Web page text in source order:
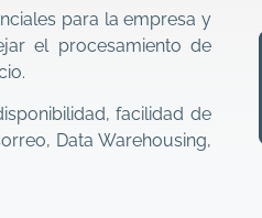
para la empresa y
el procesamiento de
facilidad de
Data Warehousing,